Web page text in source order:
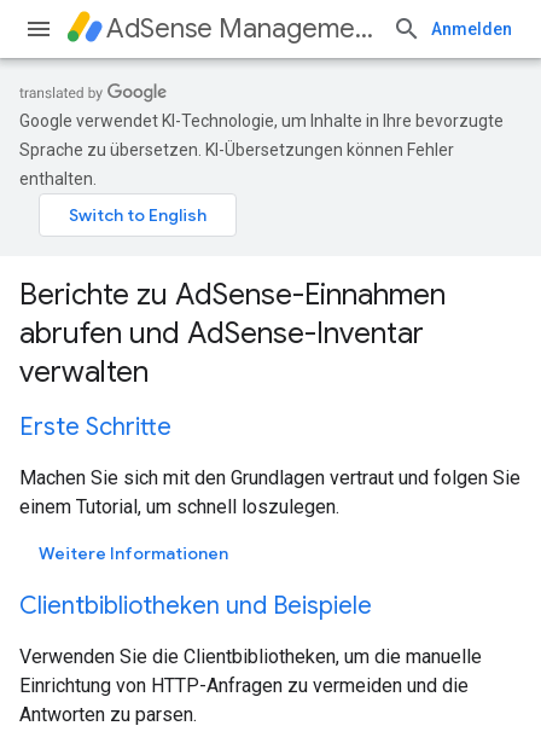
AdSense Management API Anmelden
Google verwendet KI-Technologie, um Inhalte in Ihre bevorzugte
Sprache zu übersetzen. KI-Übersetzungen können Fehler
enthalten.
Berichte zu AdSense-Einnahmen
abrufen und AdSense-Inventar
verwalten
Erste Schritte
Machen Sie sich mit den Grundlagen vertraut und folgen Sie
einem Tutorial, um schnell loszulegen.
Weitere Informationen
Clientbibliotheken und Beispiele
Verwenden Sie die Clientbibliotheken, um die manuelle
Einrichtung von HTTP-Anfragen zu vermeiden und die
Antworten zu parsen.